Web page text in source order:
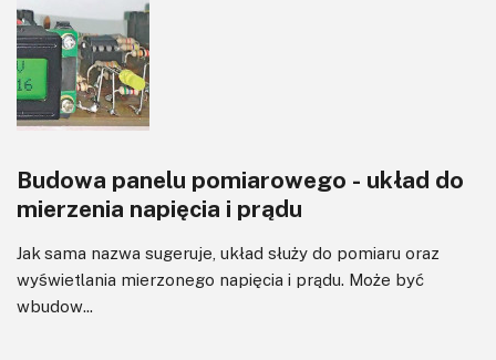
Budowa panelu pomiarowego - układ do
mierzenia napięcia i prądu
Jak sama nazwa sugeruje, układ służy do pomiaru oraz
wyświetlania mierzonego napięcia i prądu. Może być
wbudow...